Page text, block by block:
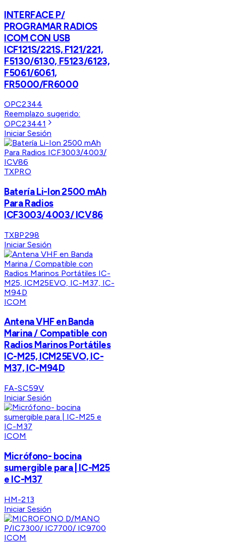
INTERFACE P/
PROGRAMAR RADIOS
ICOM CON USB
ICF121S/221S, F121/221,
F5130/6130, F5123/6123,
F5061/6061,
FR5000/FR6000
OPC2344
Reemplazo sugerido:
OPC23441
Iniciar Sesión
TXPRO
Batería Li-Ion 2500 mAh
Para Radios
ICF3003/4003/ ICV86
TXBP298
Iniciar Sesión
ICOM
Antena VHF en Banda
Marina / Compatible con
Radios Marinos Portátiles
IC-M25, ICM25EVO, IC-
M37, IC-M94D
FA-SC59V
Iniciar Sesión
ICOM
Micrófono- bocina
sumergible para | IC-M25
e IC-M37
HM-213
Iniciar Sesión
ICOM